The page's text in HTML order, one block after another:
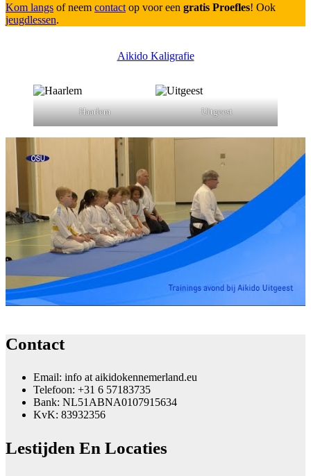
Kom langs of neem contact op voor een gratis Proefles! Ook
jeugdlessen.
Aikido Kaligrafie
Haarlem Uitgeest
Contact
Email: info at aikidokennemerland.eu
Telefoon: +31 6 57183735
Bank: NL51ABNA0107915634
KvK: 83932356
Lestijden En Locaties